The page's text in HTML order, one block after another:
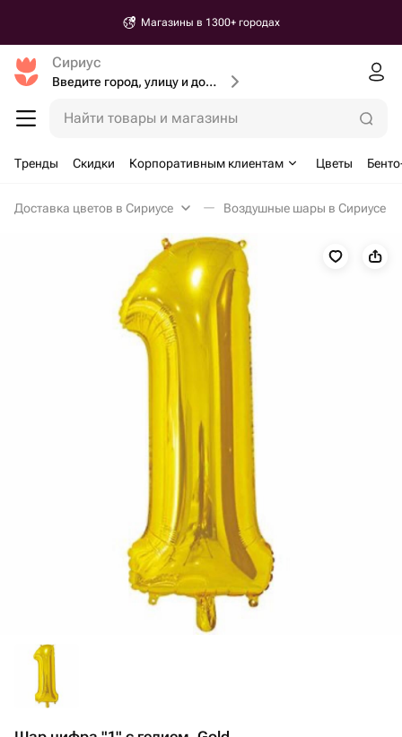
Магазины в 1300+ городах
Сириус
Введите город, улицу и дом доставки
Найти товары и магазины
Тренды Скидки Корпоративным клиентам Цветы
Доставка цветов в Сириусе Воздушные шары в Сириусе